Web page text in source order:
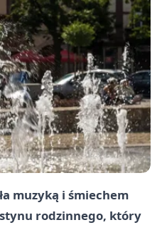
muzyką i śmiechem
rodzinnego, który